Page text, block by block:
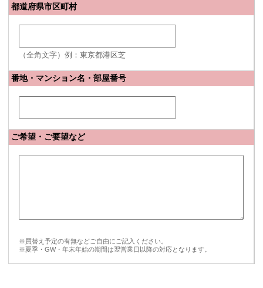
都道府県市区町村
（全角文字）例：東京都港区芝
番地・マンション名・部屋番号
ご希望・ご要望など
※買替え予定の有無などご自由にご記入ください。
※夏季・GW・年末年始の期間は翌営業日以降の対応となります。